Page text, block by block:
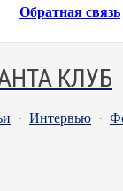
Обратная связь
КЛУБ
· Интервью ·